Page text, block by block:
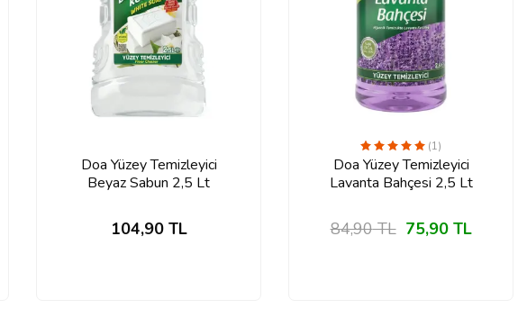
Doa Yüzey Temizleyici
Beyaz Sabun 2,5 Lt
104,90TL
(1)
Doa Yüzey Temizleyici
Lavanta Bahçesi 2,5 Lt
84,90TL 75,90TL